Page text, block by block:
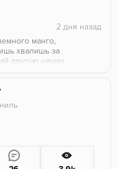
манго,
хвалишь за
другую чашку.